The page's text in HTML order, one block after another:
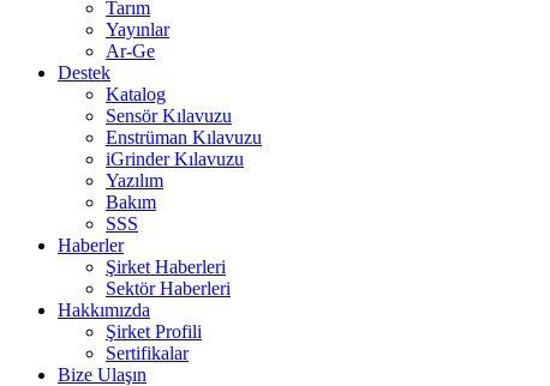
Tarım
Yayınlar
Ar-Ge
Destek
Katalog
Sensör Kılavuzu
Enstrüman Kılavuzu
iGrinder Kılavuzu
Yazılım
Bakım
SSS
Haberler
Şirket Haberleri
Sektör Haberleri
Hakkımızda
Şirket Profili
Sertifikalar
Bize Ulaşın